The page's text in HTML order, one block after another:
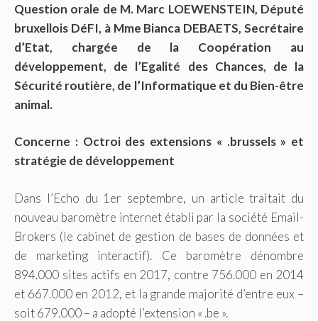
Question orale de M. Marc LOEWENSTEIN, Député
bruxellois DéFI, à Mme Bianca DEBAETS, Secrétaire
d’Etat, chargée de la Coopération au
développement, de l’Egalité des Chances, de la
Sécurité routière, de l’Informatique et du Bien-être
animal.
Concerne : Octroi des extensions « .brussels » et
stratégie de développement
Dans l’Echo du 1er septembre, un article traitait du
nouveau baromètre internet établi par la société Email-
Brokers (le cabinet de gestion de bases de données et
de marketing interactif). Ce baromètre dénombre
894.000 sites actifs en 2017, contre 756.000 en 2014
et 667.000 en 2012, et la grande majorité d’entre eux –
soit 679.000 – a adopté l’extension « .be ».